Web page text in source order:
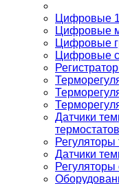
Цифровые
Цифровые
Цифровые
Цифровые
Датчики
Датчики
Регуляторы